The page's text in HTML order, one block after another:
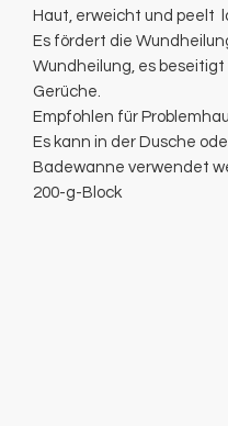
Haut, erweicht und peelt
Es fördert die
Wundheilung, es
Gerüche.
Empfohlen für
Es kann in der Dusche
Badewanne verwendet
200-g-Block